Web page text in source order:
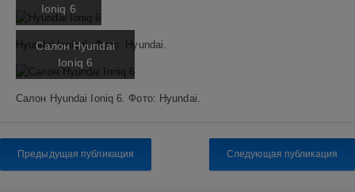
Ioniq 6
Hyundai Ioniq 6. Фото: Hyundai.
Салон Hyundai
Ioniq 6
Салон Hyundai Ioniq 6. Фото: Hyundai.
Предыдущая публикация Следующая публикация